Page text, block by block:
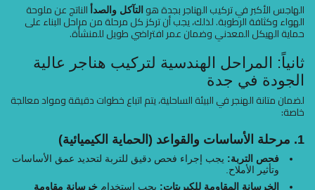
الهاجس الأكبر في تركيب الهناجر بجدة هوالتآكل والصدأالناتج عن ملوحة
الهواء وكثافة الرطوبة. لذلك، يجب أن تركز كل مرحلة من مراحل البناء على
حماية الهيكل المعدني وضمان عمر افتراضي طويل للمنشأة.
ثانياً: المراحل الهندسية لتركيب هناجر عالية
الجودة في جدة
لضمان متانة الهنجر في البيئة الساحلية، يتم اتباع خطوات دقيقة ومواد معالجة
خاصة:
فحص التربة:يجب إجراء فحص دقيق للتربة لتحديد عمق الأساسات
وتأثير الأملاح.
الخرسانة المقاومة للكبريتات:يجب استخدامخرسانة مقاومة